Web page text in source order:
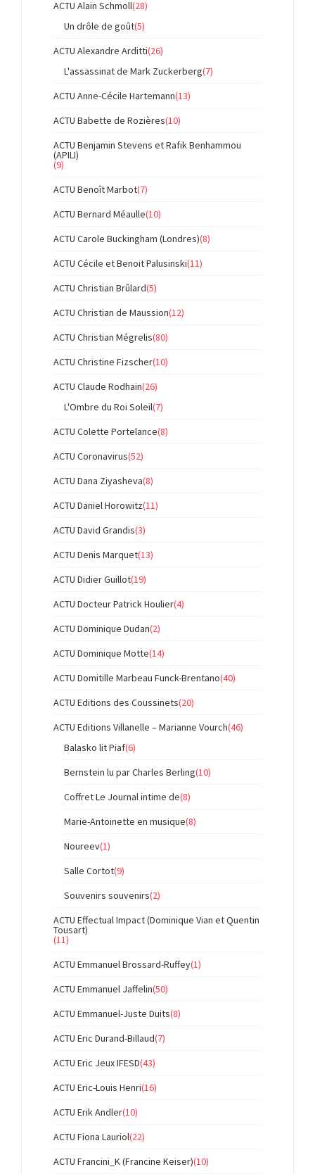
ACTU Alain Schmoll(28)
Un drôle de goût(5)
ACTU Alexandre Arditti(26)
L'assassinat de Mark Zuckerberg(7)
ACTU Anne-Cécile Hartemann(13)
ACTU Babette de Rozières(10)
ACTU Benjamin Stevens et Rafik Benhammou
(APILI)
(9)
ACTU Benoît Marbot(7)
ACTU Bernard Méaulle(10)
ACTU Carole Buckingham (Londres)(8)
ACTU Cécile et Benoit Palusinski(11)
ACTU Christian Brûlard(5)
ACTU Christian de Maussion(12)
ACTU Christian Mégrelis(80)
ACTU Christine Fizscher(10)
ACTU Claude Rodhain(26)
L'Ombre du Roi Soleil(7)
ACTU Colette Portelance(8)
ACTU Coronavirus(52)
ACTU Dana Ziyasheva(8)
ACTU Daniel Horowitz(11)
ACTU David Grandis(3)
ACTU Denis Marquet(13)
ACTU Didier Guillot(19)
ACTU Docteur Patrick Houlier(4)
ACTU Dominique Dudan(2)
ACTU Dominique Motte(14)
ACTU Domitille Marbeau Funck-Brentano(40)
ACTU Editions des Coussinets(20)
ACTU Editions Villanelle – Marianne Vourch(46)
Balasko lit Piaf(6)
Bernstein lu par Charles Berling(10)
Coffret Le Journal intime de(8)
Marie-Antoinette en musique(8)
Noureev(1)
Salle Cortot(9)
Souvenirs souvenirs(2)
ACTU Effectual Impact (Dominique Vian et Quentin
Tousart)
(11)
ACTU Emmanuel Brossard-Ruffey(1)
ACTU Emmanuel Jaffelin(50)
ACTU Emmanuel-Juste Duits(8)
ACTU Eric Durand-Billaud(7)
ACTU Eric Jeux IFESD(43)
ACTU Eric-Louis Henri(16)
ACTU Erik Andler(10)
ACTU Fiona Lauriol(22)
ACTU Francini_K (Francine Keiser)(10)